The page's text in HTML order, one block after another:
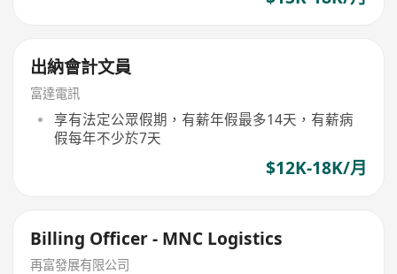
出納會計文員
富達電訊
享有法定公眾假期，有薪年假最多14天，有薪病
假每年不少於7天
$12K-18K/月
Billing Officer - MNC Logistics
再富發展有限公司